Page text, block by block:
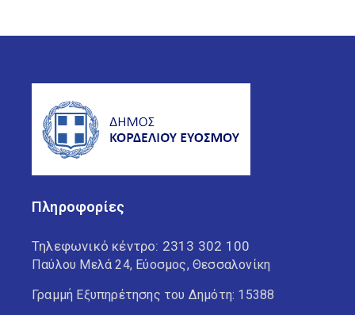
Πληροφορίες
Τηλεφωνικό κέντρο: 2313 302 100
Παύλου Μελά 24, Εύοσμος, Θεσσαλονίκη
Γραμμή Εξυπηρέτησης του Δημότη: 15388